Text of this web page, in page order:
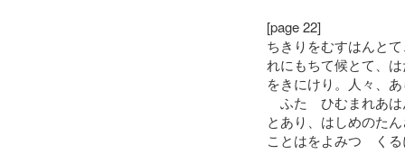
[page 22]
ちきりをむすはんと
れにもちて候とて、
をきにけり。人々、
ふたゝひむまれあ
とあり、はしめのた
ことはをよみつゝく